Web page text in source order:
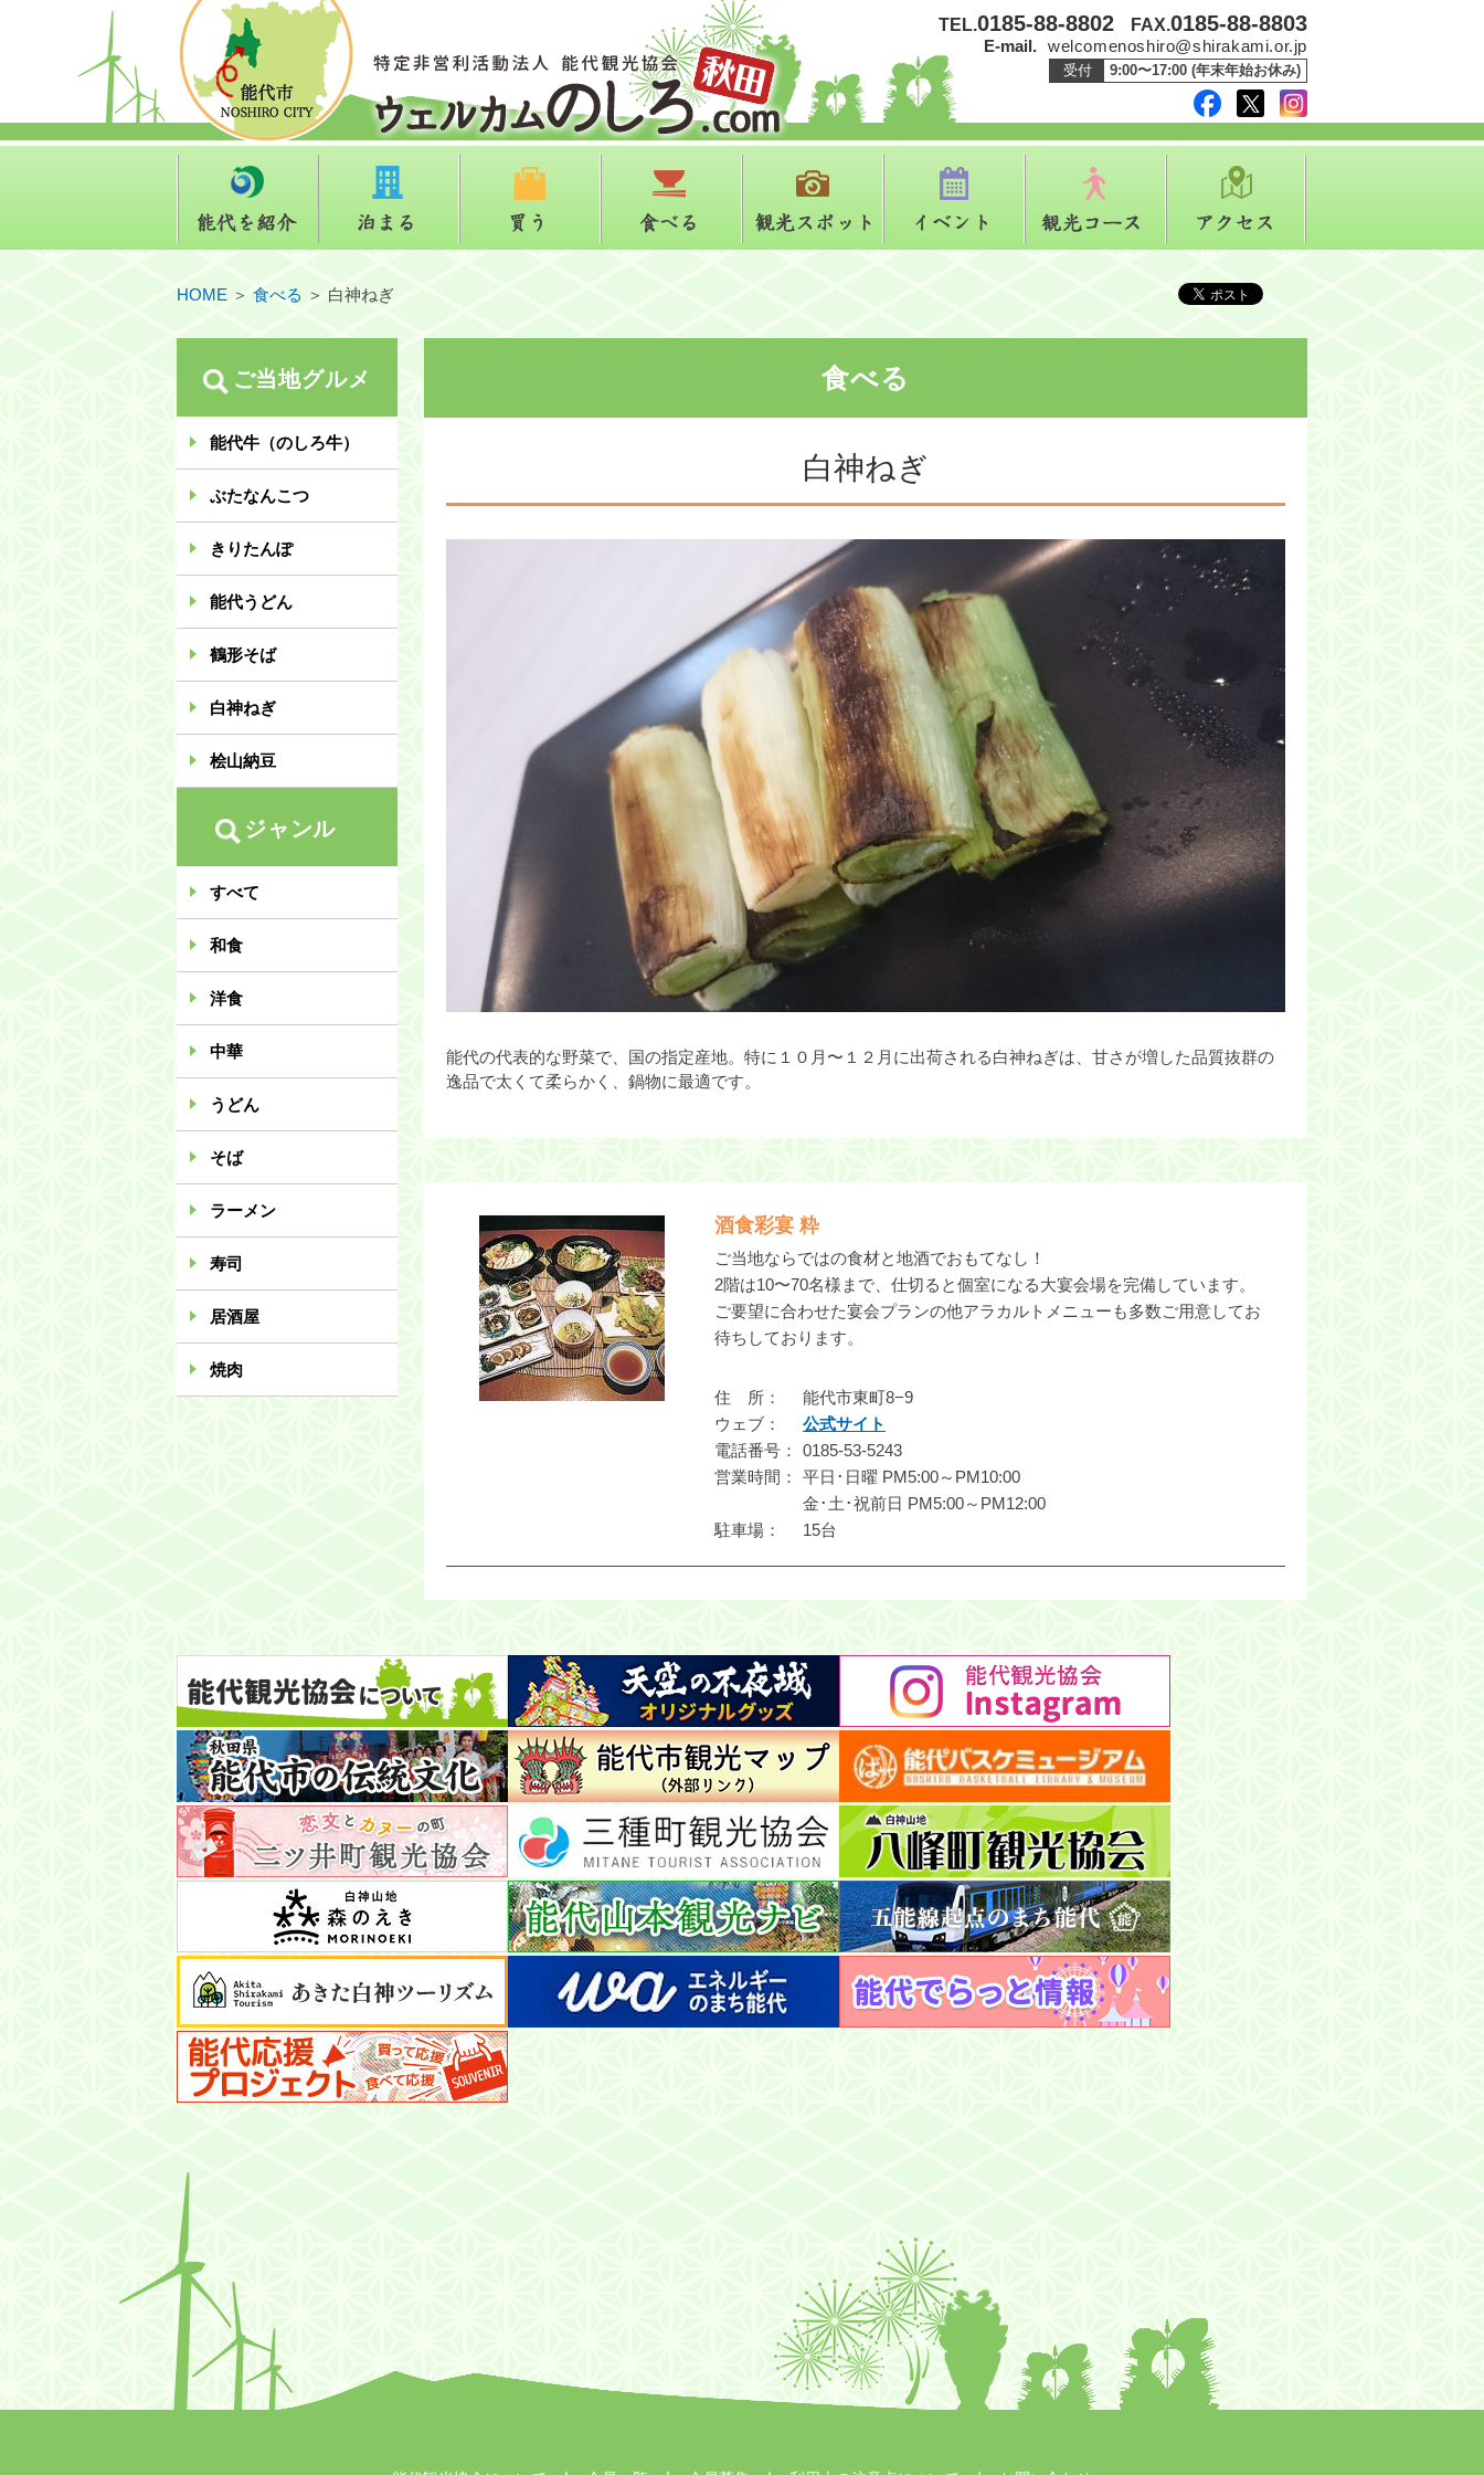
TEL.0185-88-8802 FAX.0185-88-8803
E-mail. welcomenoshiro@shirakami.or.jp
受付 9:00〜17:00 (年末年始お休み)
facebooktwitter
能代を紹介 観光スポット 観光コース
HOME ＞ 食べる ＞ 白神ねぎ
ご当地グルメ
能代牛（のしろ牛）
ぶたなんこつ
きりたんぽ
能代うどん
鶴形そば
白神ねぎ
桧山納豆
ジャンル
すべて
和食
洋食
中華
うどん
そば
ラーメン
寿司
居酒屋
焼肉
食べる
白神ねぎ
能代の代表的な野菜で、国の指定産地。特に１０月〜１２月に出荷される白神ねぎは、甘さが増した品質抜群の
逸品で太くて柔らかく、鍋物に最適です。
酒食彩宴 粋
ご当地ならではの食材と地酒でおもてなし！
2階は10〜70名様まで、仕切ると個室になる大宴会場を完備しています。
ご要望に合わせた宴会プランの他アラカルトメニューも多数ご用意してお
待ちしております。
住 所
能代市東町8−9
ウェブ
公式サイト
電話番号
0185-53-5243
営業時間
平日･日曜 PM5:00～PM10:00
金･土･祝前日 PM5:00～PM12:00
駐車場
15台